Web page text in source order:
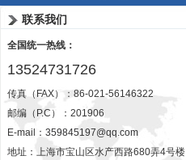
联系我们
全国统一热线：
13524731726
传真（FAX）：86-021-56146322
邮编（P.C）：201906
E-mail： 359845197@qq.com
地址：上海市宝山区水产西路680弄4号楼